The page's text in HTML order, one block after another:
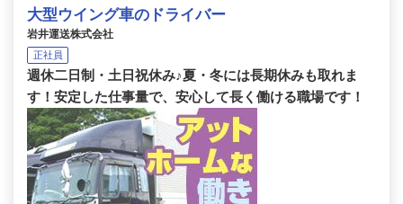
大型ウイング車のドライバー
岩井運送株式会社
正社員
週休二日制・土日祝休み♪夏・冬には長期休みも取れま
す！安定した仕事量で、安心して長く働ける職場です！